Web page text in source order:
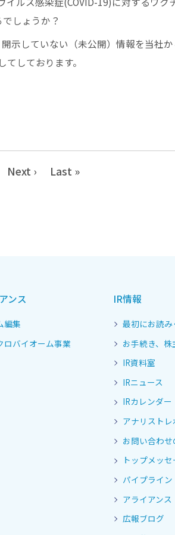
しょうか？
示していない（未公開）情報を当社
しております。
Next › Last »
ンス
編集
ロバイオーム事業
IR情報
最初にお読
お手続き、
IR資料室
IRニュース
IRカレンダー
アナリスト
お問い合わ
トップメッ
パイプライン
アライアンス
広報ブログ